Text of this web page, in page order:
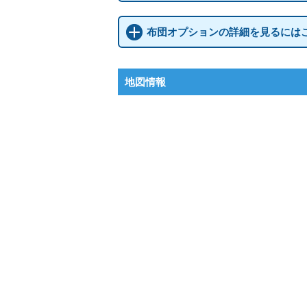
布団オプションの詳細を見るには
地図情報